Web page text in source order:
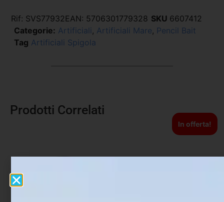
Rif: SVS77932EAN: 5706301779328 SKU 6607412
Categorie: Artificiali , Artificiali Mare, Pencil Bait
Tag Artificiali Spigola
Prodotti Correlati
In offerta!